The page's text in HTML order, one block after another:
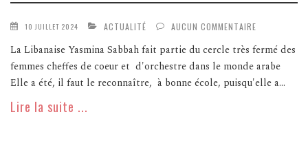
10 JUILLET 2024 ACTUALITÉ AUCUN COMMENTAIRE
La Libanaise Yasmina Sabbah fait partie du cercle très fermé des
femmes cheffes de coeur et d'orchestre dans le monde arabe
Elle a été, il faut le reconnaître, à bonne école, puisqu'elle a...
Lire la suite ...